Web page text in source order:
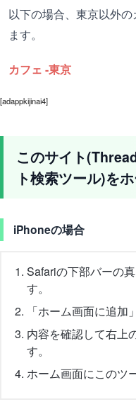
以下の場合、東京以外
ます。
カフェ -東京
[adappkijinai4]
このサイト
ト検索ツール)を
iPhoneの場合
Safariの下部バーの
す。
「ホーム画面に追加
内容を確認して右上
す。
ホーム画面にこのツ